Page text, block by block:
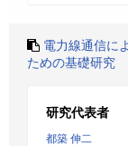
電力線通信に
ための基礎研究
研究代表者
都築 伸二